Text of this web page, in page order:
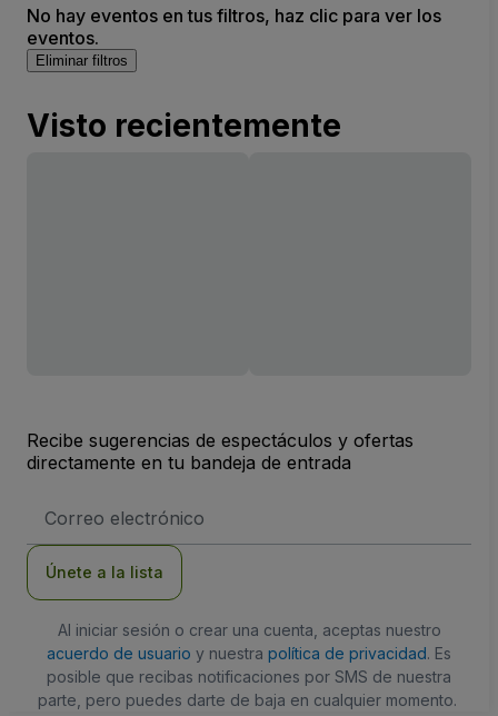
No hay eventos en tus filtros, haz clic para ver los
eventos.
Eliminar filtros
Visto recientemente
Recibe sugerencias de espectáculos y ofertas
directamente en tu bandeja de entrada
de
Únete a la lista
Al iniciar sesión o crear una cuenta, aceptas nuestro
acuerdo de usuario y nuestra política de privacidad. Es
posible que recibas notificaciones por SMS de nuestra
parte, pero puedes darte de baja en cualquier momento.